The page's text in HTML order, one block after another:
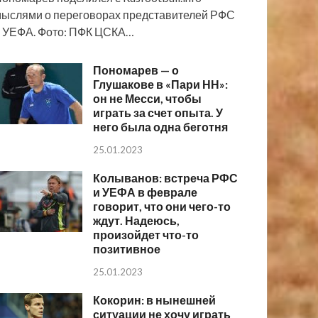
о переговорах представителей РФС
УЕФА. Фото: ПФК ЦСКА…
Пономарев — о
Глушакове в «Пари НН»:
он не Месси, чтобы
играть за счет опыта. У
него была одна беготня
25.01.2023
Колыванов: встреча РФС
и УЕФА в феврале
говорит, что они чего-то
ждут. Надеюсь,
произойдет что-то
позитивное
25.01.2023
Кокорин: в нынешней
ситуации не хочу играть